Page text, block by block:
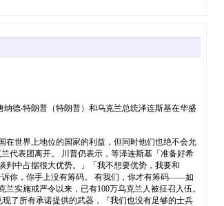
唐纳德‧特朗普（特朗普）和乌克兰总统泽连斯基在华盛
在世界上地位的国家的利益，但同时他们也绝不会允
代表团离开。 川普仍表示，等泽连斯基「准备好希
判中占据很大优势。」「我不想要优势，我要和
诉你，你手上没有筹码。 有我们，你才有筹码——如
实施戒严令以来，已有100万乌克兰人被征召入伍。
了所有承诺提供的武器，『我们也没有足够的士兵